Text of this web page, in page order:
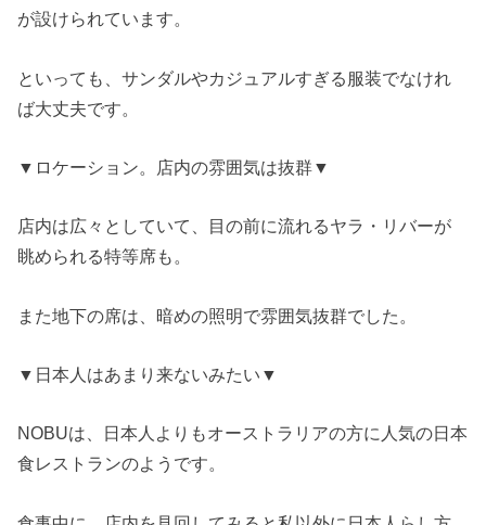
が設けられています。
といっても、サンダルやカジュアルすぎる服装でなけれ
ば大丈夫です。
▼ロケーション。店内の雰囲気は抜群▼
店内は広々としていて、目の前に流れるヤラ・リバーが
眺められる特等席も。
また地下の席は、暗めの照明で雰囲気抜群でした。
▼日本人はあまり来ないみたい▼
NOBUは、日本人よりもオーストラリアの方に人気の日本
食レストランのようです。